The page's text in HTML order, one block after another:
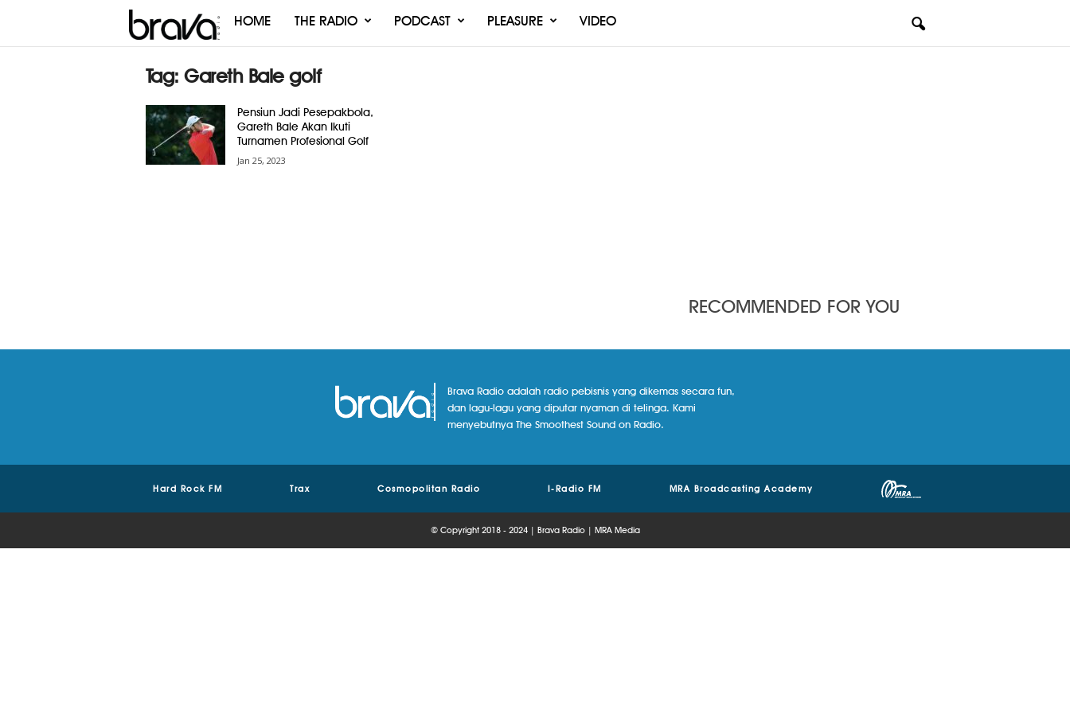
Brava
HOME THE RADIO PODCAST PLEASURE VIDEO
Tag: Gareth Bale golf
Pensiun Jadi Pesepakbola,
Gareth Bale Akan Ikuti
Turnamen Profesional Golf
Jan 25, 2023
RECOMMENDED FOR YOU
Brava Radio adalah radio pebisnis yang dikemas secara fun,
dan lagu-lagu yang diputar nyaman di telinga. Kami
menyebutnya The Smoothest Sound on Radio.
Hard Rock FM Trax Cosmopolitan Radio I-Radio FM MRA Broadcasting Academy
© Copyright 2018 - 2024 | Brava Radio | MRA Media